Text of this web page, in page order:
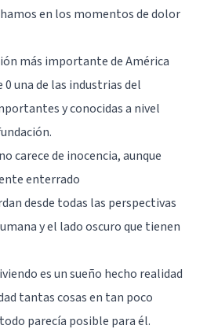
en los momentos de dolor
más importante de América
una de las industrias del
y conocidas a nivel
carece de inocencia, aunque
enterrado
desde todas las perspectivas
y el lado oscuro que tienen
es un sueño hecho realidad
tantas cosas en tan poco
parecía posible para él.